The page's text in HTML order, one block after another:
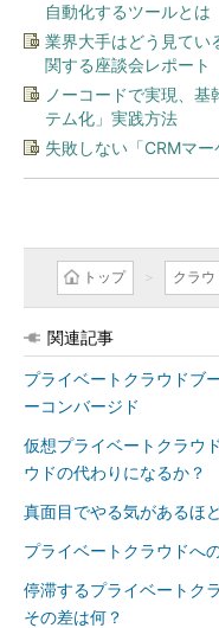
自動化するツールとは
業界大手はどう見て
関する座談会レポート
ノーコードで実現、
テム化」実践方法
失敗しない「CRMマ
トップ クラウ
関連記事
プライベートクラウドブ
ーコンバージド
仮想プライベートクラウ
ウドの代わりになるか？
真面目でやる気があるほ
プライベートクラウドへ
停滞するプライベートク
その差は何？